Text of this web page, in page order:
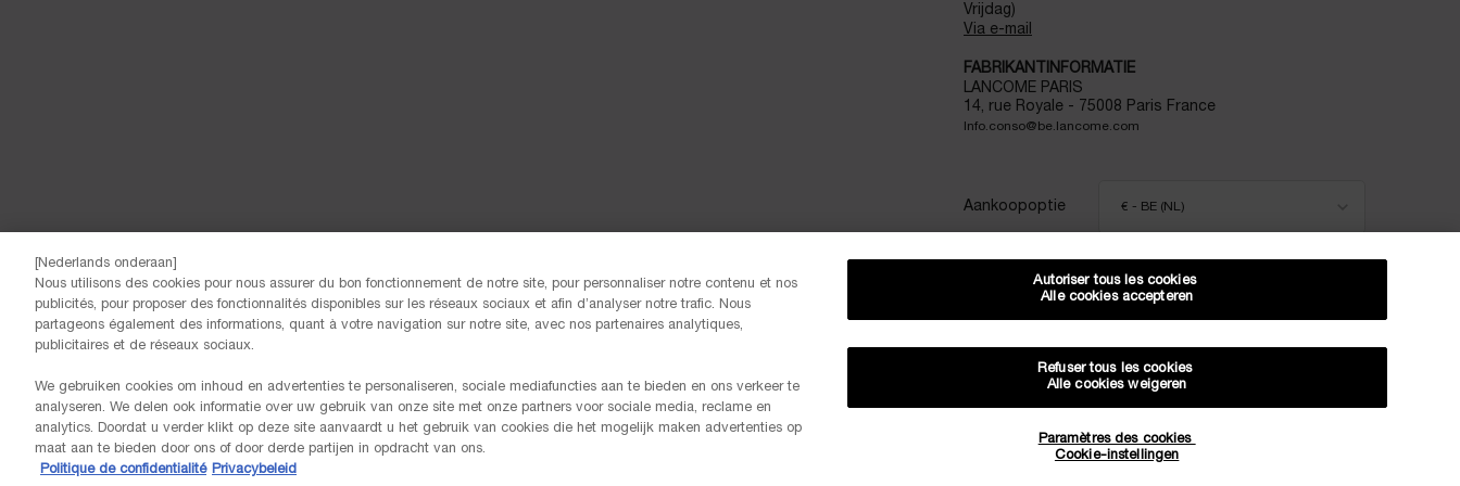
Vrijdag)
Via e-mail
FABRIKANTINFORMATIE
LANCOME PARIS
14, rue Royale - 75008 Paris France
Info.conso@be.lancome.com
Aankoopoptie € - BE (NL)
© Lancôme
GRATIS LEVERING VANAF 60€ AANKOOP
[Nederlands onderaan]
Nous utilisons des cookies pour nous assurer du bon fonctionnement de notre site, pour personnaliser notre contenu et nos
publicités, pour proposer des fonctionnalités disponibles sur les réseaux sociaux et afin d’analyser notre trafic. Nous
partageons également des informations, quant à votre navigation sur notre site, avec nos partenaires analytiques,
publicitaires et de réseaux sociaux.
We gebruiken cookies om inhoud en advertenties te personaliseren, sociale mediafuncties aan te bieden en ons verkeer te
analyseren. We delen ook informatie over uw gebruik van onze site met onze partners voor sociale media, reclame en
analytics. Doordat u verder klikt op deze site aanvaardt u het gebruik van cookies die het mogelijk maken advertenties op
maat aan te bieden door ons of door derde partijen in opdracht van ons.
Politique de confidentialité Privacybeleid
Paramètres des cookies
Cookie-instellingen
Refuser tous les cookies
Alle cookies weigeren
Autoriser tous les cookies
Alle cookies accepteren